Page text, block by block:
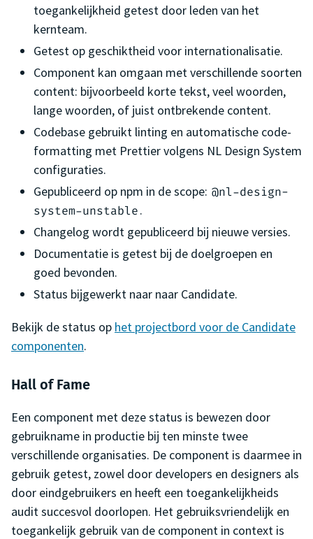
toegankelijkheid getest door leden van het
kernteam.
Getest op geschiktheid voor internationalisatie.
Component kan omgaan met verschillende soorten
content: bijvoorbeeld korte tekst, veel woorden,
lange woorden, of juist ontbrekende content.
Codebase gebruikt linting en automatische code-
formatting met Prettier volgens NL Design System
configuraties.
Gepubliceerd op npm in de scope: @nl-design-
system-unstable .
Changelog wordt gepubliceerd bij nieuwe versies.
Documentatie is getest bij de doelgroepen en
goed bevonden.
Status bijgewerkt naar naar Candidate.
Bekijk de status op het projectbord voor de Candidate
componenten.
Hall of Fame
Een component met deze status is bewezen door
gebruikname in productie bij ten minste twee
verschillende organisaties. De component is daarmee in
gebruik getest, zowel door developers en designers als
door eindgebruikers en heeft een toegankelijkheids
audit succesvol doorlopen. Het gebruiksvriendelijk en
toegankelijk gebruik van de component in context is